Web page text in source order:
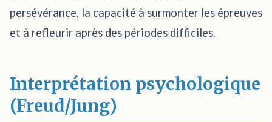
persévérance, la capacité à surmonter les épreuves
et à refleurir après des périodes difficiles.
Interprétation psychologique
(Freud/Jung)